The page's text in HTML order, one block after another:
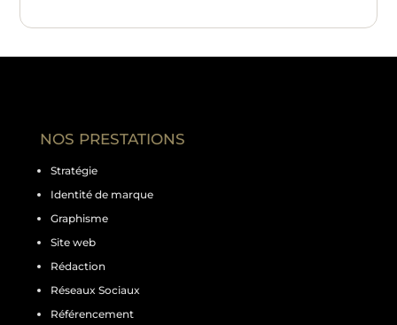
NOS PRESTATIONS
Stratégie
Identité de marque
Graphisme
Site web
Rédaction
Réseaux Sociaux
Référencement